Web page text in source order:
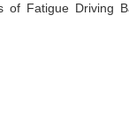
of Fatigue Driving